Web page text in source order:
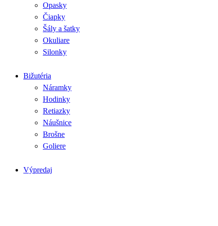
Opasky
Čiapky
Šály a šatky
Okuliare
Silonky
Bižutéria
Náramky
Hodinky
Retiazky
Náušnice
Brošne
Goliere
Výpredaj